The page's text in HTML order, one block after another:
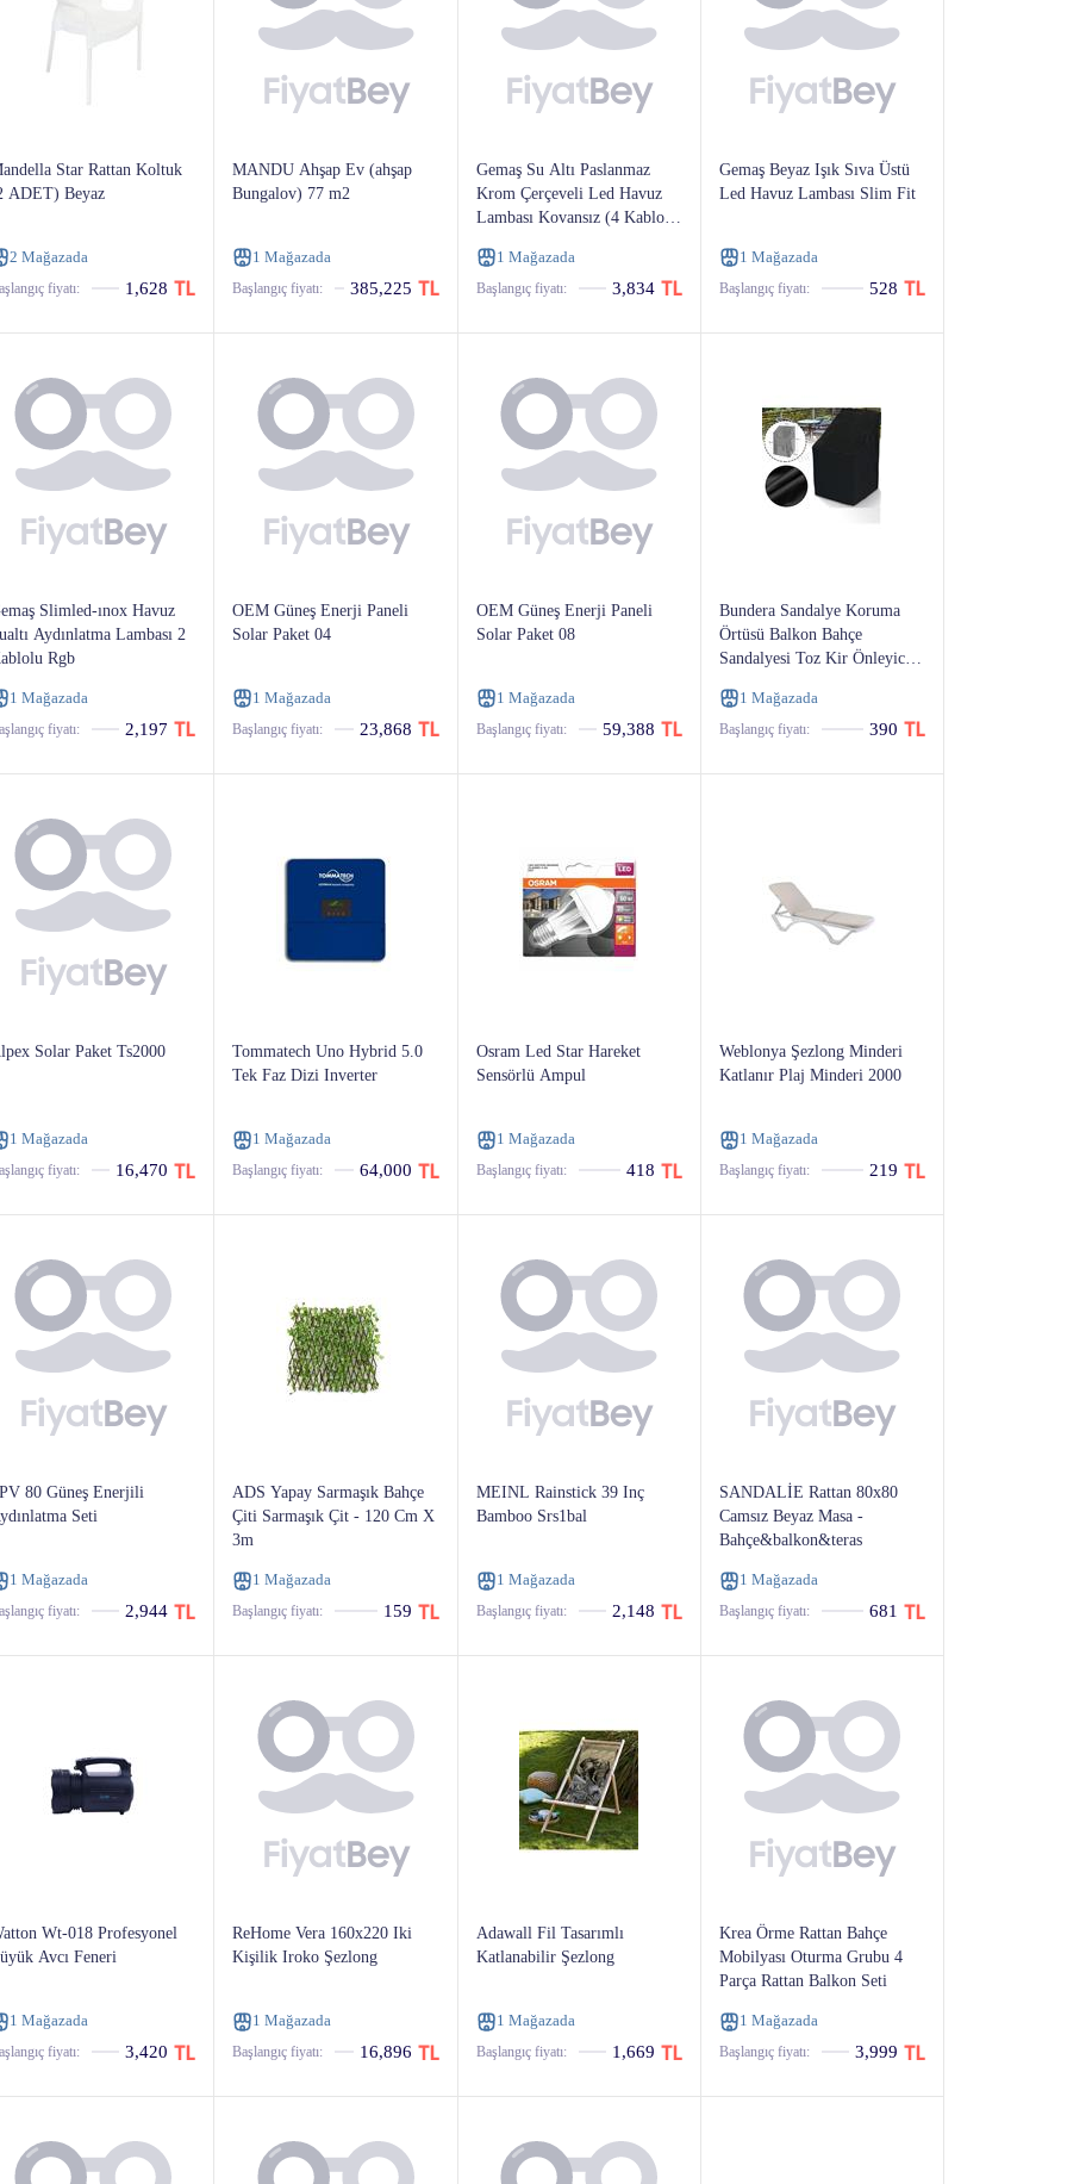
Star Rattan Koltuk
ADET) Beyaz
2 Mağazada
​​fiyatı: 1,628
MANDU Ahşap Ev (ahşap
Bungalov) 77 m2
1 Mağazada
Başlangıç ​​fiyatı: 385,225
Gemaş Su Altı Paslanmaz
Krom Çerçeveli Led Havuz
Lambası Kovansız (4 Kablolu
1 Mağazada
Başlangıç ​​fiyatı: 3,834
Gemaş Beyaz Işık Sıva Üstü
Led Havuz Lambası Slim Fit
1 Mağazada
Başlangıç ​​fiyatı: 528
Slimled-ınox Havuz
Aydınlatma Lambası 2
Rgb
1 Mağazada
​​fiyatı: 2,197
OEM Güneş Enerji Paneli
Solar Paket 04
1 Mağazada
Başlangıç ​​fiyatı: 23,868
OEM Güneş Enerji Paneli
Solar Paket 08
1 Mağazada
Başlangıç ​​fiyatı: 59,388
Bundera Sandalye Koruma
Örtüsü Balkon Bahçe
Sandalyesi Toz Kir Önleyici
1 Mağazada
Başlangıç ​​fiyatı: 390
Solar Paket Ts2000
1 Mağazada
​​fiyatı: 16,470
Tommatech Uno Hybrid 5.0
Tek Faz Dizi Inverter
1 Mağazada
Başlangıç ​​fiyatı: 64,000
Osram Led Star Hareket
Sensörlü Ampul
1 Mağazada
Başlangıç ​​fiyatı: 418
Weblonya Şezlong Minderi
Katlanır Plaj Minderi 2000
1 Mağazada
Başlangıç ​​fiyatı: 219
80 Güneş Enerjili
Seti
1 Mağazada
​​fiyatı: 2,944
ADS Yapay Sarmaşık Bahçe
Çiti Sarmaşık Çit - 120 Cm X
3m
1 Mağazada
Başlangıç ​​fiyatı: 159
MEINL Rainstick 39 Inç
Bamboo Srs1bal
1 Mağazada
Başlangıç ​​fiyatı: 2,148
SANDALİE Rattan 80x80
Camsız Beyaz Masa -
Bahçe&balkon&teras
1 Mağazada
Başlangıç ​​fiyatı: 681
Wt-018 Profesyonel
Avcı Feneri
1 Mağazada
​​fiyatı: 3,420
ReHome Vera 160x220 Iki
Kişilik Iroko Şezlong
1 Mağazada
Başlangıç ​​fiyatı: 16,896
Adawall Fil Tasarımlı
Katlanabilir Şezlong
1 Mağazada
Başlangıç ​​fiyatı: 1,669
Krea Örme Rattan Bahçe
Mobilyası Oturma Grubu 4
Parça Rattan Balkon Seti
1 Mağazada
Başlangıç ​​fiyatı: 3,999